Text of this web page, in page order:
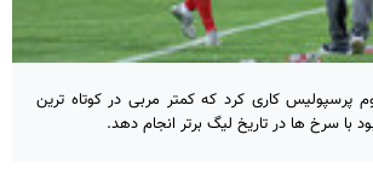
کاری کرد که کمتر مربی در کوتاه ترین
با سرخ ها در تاریخ لیگ برتر انجام دهد.